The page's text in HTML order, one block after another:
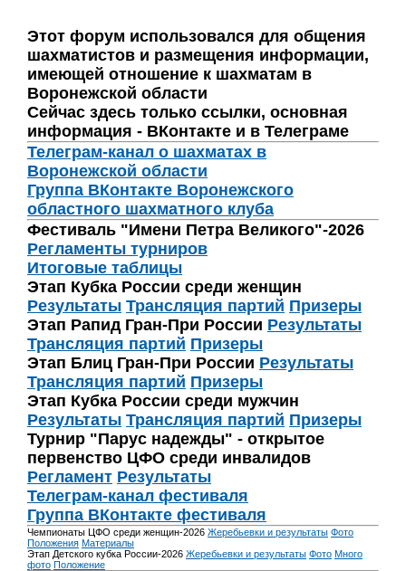
Этот форум использовался для общения
шахматистов и размещения информации,
имеющей отношение к шахматам в
Воронежской области
Сейчас здесь только ссылки, основная
информация - ВКонтакте и в Телеграме
Телеграм-канал о шахматах в
Воронежской области
Группа ВКонтакте Воронежского
областного шахматного клуба
Фестиваль "Имени Петра Великого"-2026
Регламенты турниров
Итоговые таблицы
Этап Кубка России среди женщин
Результаты Трансляция партий Призеры
Этап Рапид Гран-При России Результаты
Трансляция партий Призеры
Этап Блиц Гран-При России Результаты
Трансляция партий Призеры
Этап Кубка России среди мужчин
Результаты Трансляция партий Призеры
Турнир "Парус надежды" - открытое
первенство ЦФО среди инвалидов
Регламент Результаты
Телеграм-канал фестиваля
Группа ВКонтакте фестиваля
Чемпионаты ЦФО среди женщин-2026 Жеребьевки и результаты Фото
Положения Материалы
Этап Детского кубка России-2026 Жеребьевки и результаты Фото Много
фото Положение